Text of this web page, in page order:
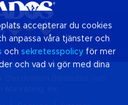
Destination
Marketing, Inc.
accepterar du cookies
anpassa våra tjänster och
och sekretesspolicy för mer
och vad vi gör med dina